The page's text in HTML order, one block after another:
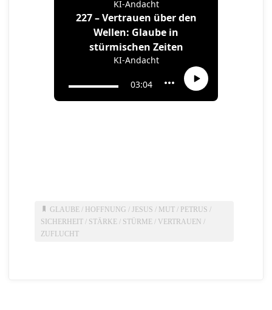
GLAUBE/ HOFFNUNG / JESUS / MUT/ PETRUS /
SICHERHEIT / STÄRKE / STÜRME / VERTRAUEN /
ZUFLUCHT